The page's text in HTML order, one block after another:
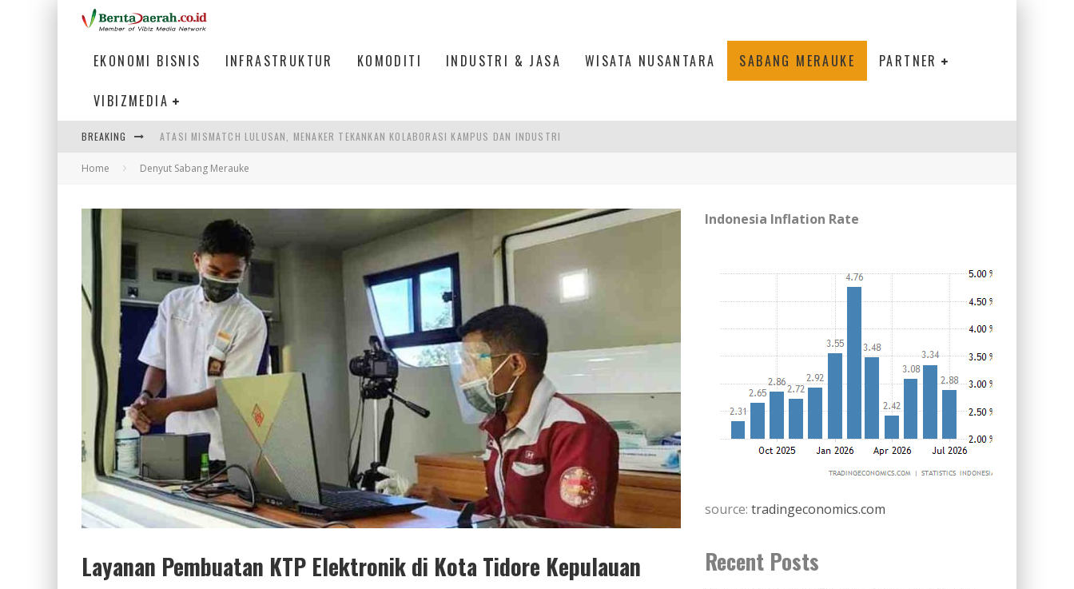
EKONOMI BISNIS INFRASTRUKTUR KOMODITI INDUSTRI & JASA WISATA NUSANTARA SABANG MERAUKE PARTNER
VIBIZMEDIA
BREAKING ATASI MISMATCH LULUSAN, MENAKER TEKANKAN KOLABORASI KAMPUS DAN INDUSTRI
PEMERINTAH DAERAH PERLU PERCEPAT INDUSTRIALISASI, MANUFAKTUR TUMBUH LAMPAUI EKONOMI NASIONAL
WAGUB NYANYANG: FASILITAS OLAHRAGA MODERN PERKUAT SPORT TOURISM BATAM
Home Denyut Sabang Merauke
Layanan Pembuatan KTP Elektronik di Kota Tidore Kepulauan
Indonesia Inflation Rate
source: tradingeconomics.com
Recent Posts